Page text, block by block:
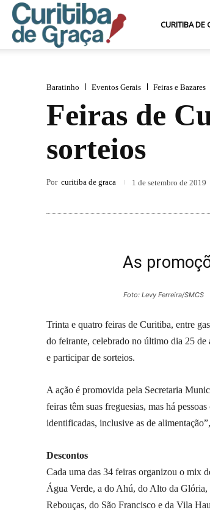
Curitiba
Graça
CURITIBA DE
Baratinho Eventos Gerais Feiras e Bazares
Feiras de
sorteios
Por curitiba de graca 1 de setembro de 2019
As
Foto: Levy Ferreira/SMCS
Trinta e quatro feiras de Curitiba, entre
do feirante, celebrado no último dia 25 de
e participar de sorteios.
A ação é promovida pela Secretaria
feiras têm suas freguesias, mas há
identificadas, inclusive as de
Descontos
Cada uma das 34 feiras organizou o mix
Água Verde, a do Ahú, do Alto da
Rebouças, do São Francisco e da Vila